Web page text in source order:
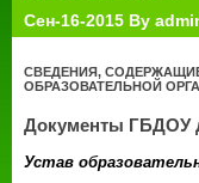
Сен-16-2015 By
СВЕДЕНИЯ,
ОБРАЗОВАТЕЛЬНОЙ
Документы ГБДОУ
Устав